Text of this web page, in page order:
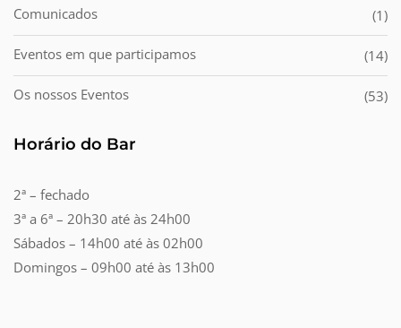
Comunicados (1)
Eventos em que participamos (14)
Os nossos Eventos (53)
Horário do Bar
2ª – fechado
3ª a 6ª – 20h30 até às 24h00
Sábados – 14h00 até às 02h00
Domingos – 09h00 até às 13h00